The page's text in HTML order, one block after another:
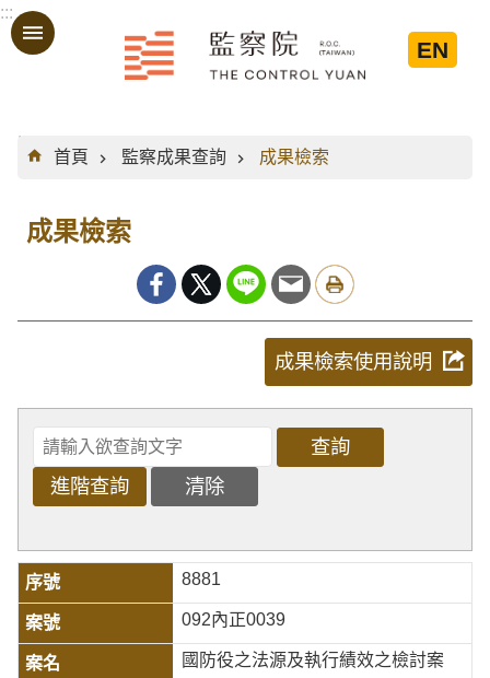
跳到主要內容區塊
:::
EN
:::
首頁
監察成果查詢 成果檢索
成果檢索
成果檢索使用說明
8881
092內正0039
國防役之法源及執行績效之檢討案